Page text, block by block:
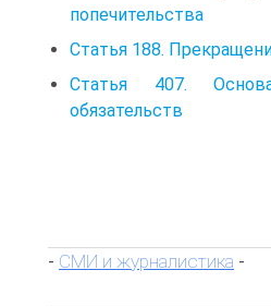
попечительства
Статья 188.
Статья 407.
обязательств
- СМИ и журналистика -